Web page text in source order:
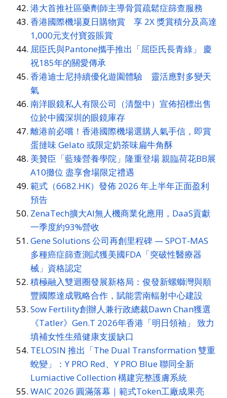
港大首推社區藥劑師主導骨質疏鬆症篩查服務
香港國際機場夏日購物賞 享 2X 獎賞積分及高達
1,000元支付寶簽賬賞
屈臣氏與Pantone攜手推出「屈臣氏長青綠」 慶
祝185年的關愛傳承
香港迪士尼持續優化遊園體驗 靈活應對多變天
氣
南洋眼鏡私人有限公司（清盤中）宣佈招標出售
位於中國深圳的眼鏡庫存
離港前必嚐！香港國際機場選購人氣手信，即賞
蛋撻味 Gelato 或限定奶茶味扁牛角酥
美贊臣「藍臻營養學院」隆重登場 親臨荷花BB展
A10攤位 盡享會場限定禮遇
範式（6682.HK）發佈 2026 年上半年正面盈利
預告
ZenaTech擴大AI無人機商業化應用，DaaS貢獻
一季度約93%營收
Gene Solutions 公司再創里程碑 — SPOT-MAS
多種癌症篩查測試獲美國FDA「突破性醫療器
械」資格認定
積極融入雙迴圈發展新格局：俊發新螺螄灣與順
豐國際達成戰略合作，賦能雲南輻射中心建設
Sow Fertility創辦人兼行政總裁Dawn Chan獲選
《Tatler》Gen.T 2026年香港「明日領袖」 致力
填補女性生殖健康支援缺口
TELOSIN 推出「The Dual Transformation 雙重
蛻變」：Y PRO Red、Y PRO Blue 聯同全新
Lumiactive Collection 構建完整護膚系統
WAIC 2026 圓滿落幕｜範式Token工廠成果亮